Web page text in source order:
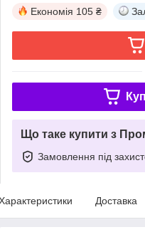
Економія 105 ₴
Що таке купити з
Замовлення під
Доставка